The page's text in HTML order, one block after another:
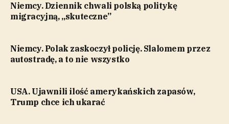
Niemcy. Dziennik chwali polską politykę
migracyjną, „skuteczne”
Niemcy. Polak zaskoczył policję. Slalomem przez
autostradę, a to nie wszystko
USA. Ujawnili ilość amerykańskich zapasów,
Trump chce ich ukarać